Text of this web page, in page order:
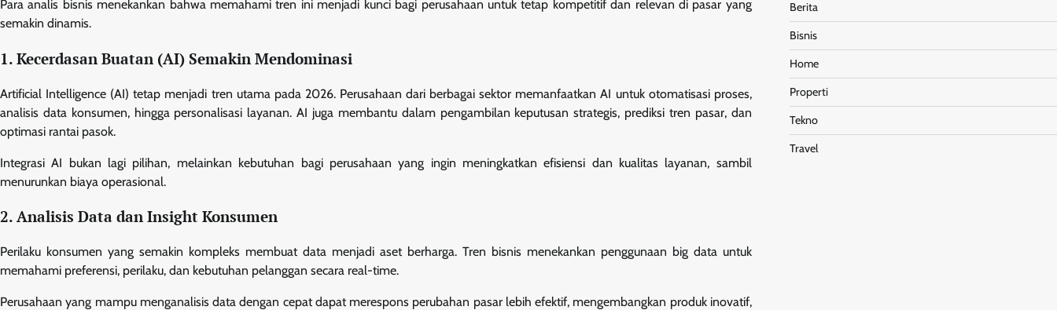
Para analis bisnis menekankan bahwa memahami tren ini menjadi kunci bagi perusahaan untuk tetap kompetitif dan relevan di pasar yang
semakin dinamis.
1. Kecerdasan Buatan (AI) Semakin Mendominasi
Artificial Intelligence (AI) tetap menjadi tren utama pada 2026. Perusahaan dari berbagai sektor memanfaatkan AI untuk otomatisasi proses,
analisis data konsumen, hingga personalisasi layanan. AI juga membantu dalam pengambilan keputusan strategis, prediksi tren pasar, dan
optimasi rantai pasok.
Integrasi AI bukan lagi pilihan, melainkan kebutuhan bagi perusahaan yang ingin meningkatkan efisiensi dan kualitas layanan, sambil
menurunkan biaya operasional.
2. Analisis Data dan Insight Konsumen
Perilaku konsumen yang semakin kompleks membuat data menjadi aset berharga. Tren bisnis menekankan penggunaan big data untuk
memahami preferensi, perilaku, dan kebutuhan pelanggan secara real-time.
Perusahaan yang mampu menganalisis data dengan cepat dapat merespons perubahan pasar lebih efektif, mengembangkan produk inovatif,
Berita
Bisnis
Home
Properti
Tekno
Travel